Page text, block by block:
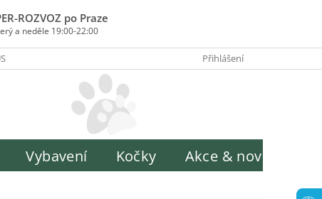
ROZVOZ po Praze
a neděle 19:00-22:00
PLATBY INFORMACE O ZPRACOVÁNÍ OSOBNÍCH ÚDAJŮ
Přihlášení
Vybavení Kočky Akce & novinky